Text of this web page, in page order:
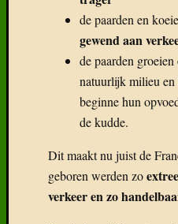
En wat de
zonder enige
vertragen omwille van de
Misschien een idee voor
Het zou een hele
best heel LEUK!